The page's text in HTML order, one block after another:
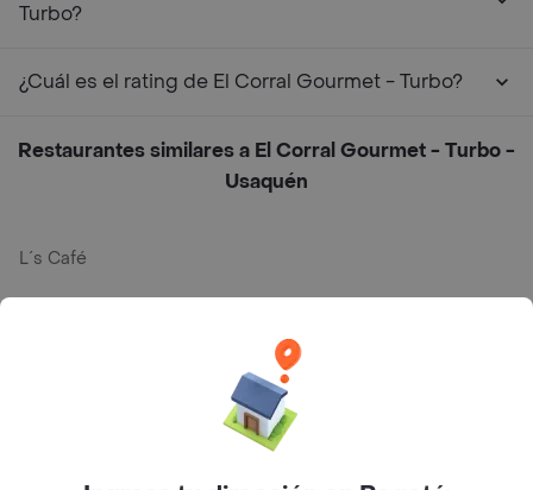
Turbo?
¿Cuál es el rating de El Corral Gourmet - Turbo?
Restaurantes similares a El Corral Gourmet - Turbo -
Usaquén
L´s Café
Philippe